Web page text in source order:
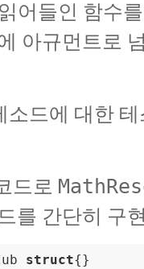
어들인 함수
아규먼트로
소드에 대한
드로
를 간단히 구
struct{}